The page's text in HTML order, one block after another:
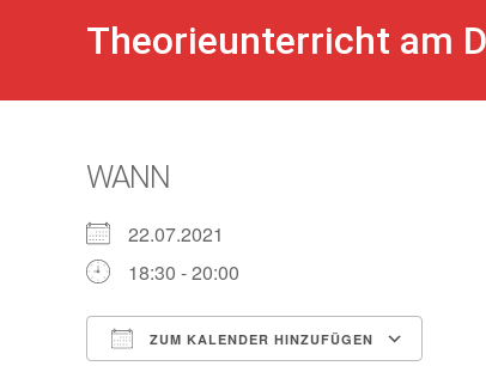
Theorieunterricht am
WANN
22.07.2021
18:30 - 20:00
ZUM KALENDER HINZUFÜGEN